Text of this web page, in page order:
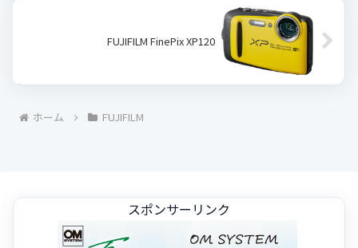
FUJIFILM FinePix XP120
ホーム FUJIFILM
スポンサーリンク